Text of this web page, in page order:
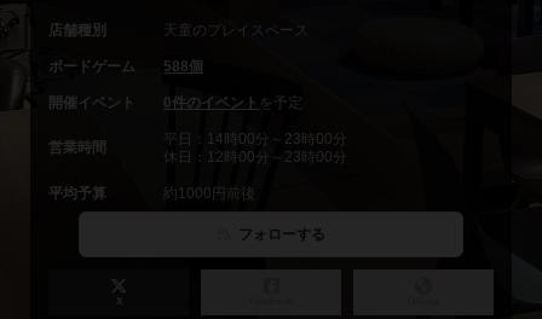
店舗種別 天童のプレイスペース
ボードゲーム 588個
開催イベント 0件のイベント を予定
営業時間
平日：14時00分～23時00分
休日：12時00分～23時00分
平均予算 約1000円前後
フォローする
X